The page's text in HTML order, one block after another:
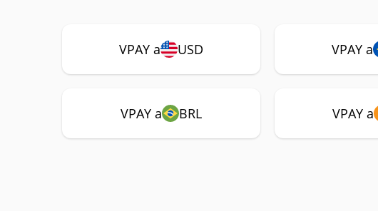
VPAY a USD VPAY a
VPAY a BRL VPAY a